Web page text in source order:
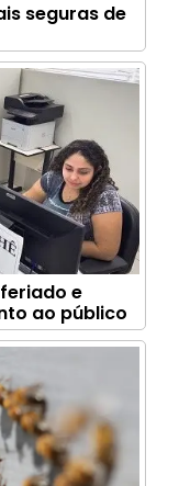
seguras de
e
ao público